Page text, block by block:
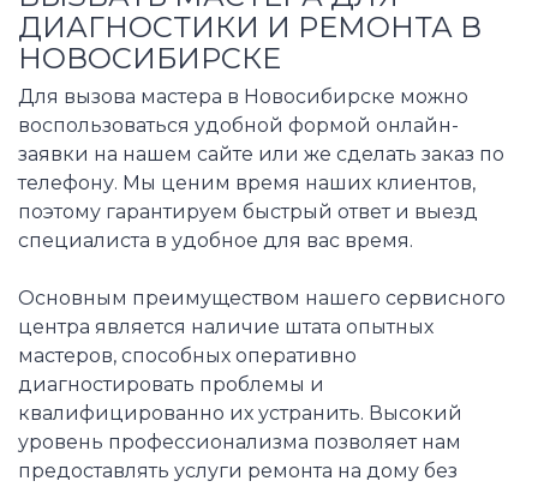
ДИАГНОСТИКИ И РЕМОНТА В
НОВОСИБИРСКЕ
Для вызова мастера в Новосибирске можно
воспользоваться удобной формой онлайн-
заявки на нашем сайте или же сделать заказ по
телефону. Мы ценим время наших клиентов,
поэтому гарантируем быстрый ответ и выезд
специалиста в удобное для вас время.
Основным преимуществом нашего сервисного
центра является наличие штата опытных
мастеров, способных оперативно
диагностировать проблемы и
квалифицированно их устранить. Высокий
уровень профессионализма позволяет нам
предоставлять услуги ремонта на дому без